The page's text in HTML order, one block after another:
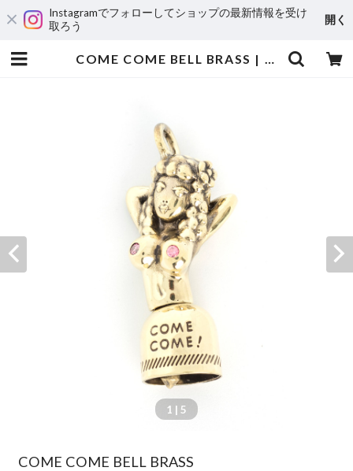
Instagramでフォローしてショップの最新情報を受け
取ろう
開く
COME COME BELL BRASS | Peanuts&Co
1 | 5
COME COME BELL BRASS